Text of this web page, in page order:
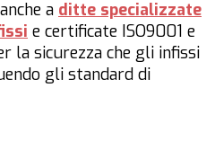
a ditte specializzate
e certificate ISO9001 e
la sicurezza che gli infissi
gli standard di